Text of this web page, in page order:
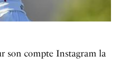
son compte Instagram la